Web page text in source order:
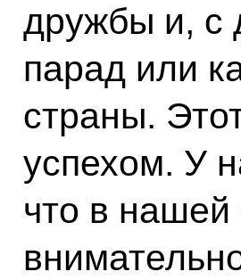
дружбы и, с
парад или
страны.
успехом. У
что в нашей